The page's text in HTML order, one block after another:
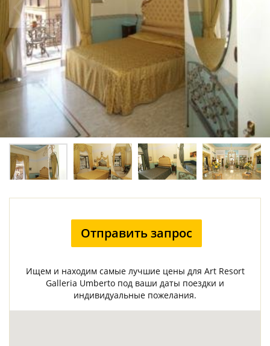
Отправить запрос
Ищем и находим самые лучшие цены для Art Resort
Galleria Umberto под ваши даты поездки и
индивидуальные пожелания.